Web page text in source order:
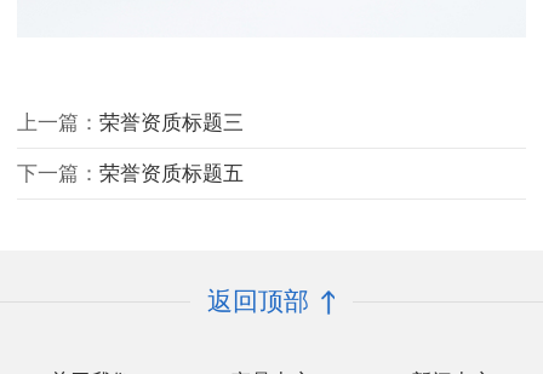
上一篇： 荣誉资质标题三
下一篇： 荣誉资质标题五
返回顶部